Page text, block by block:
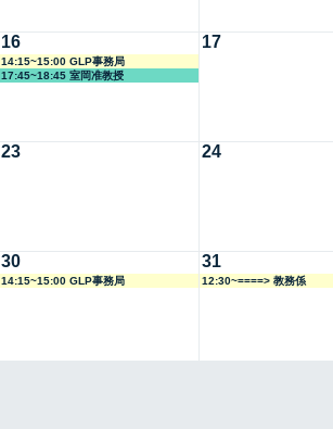
16
14:15~15:00 GLP事務局
17:45~18:45 室岡准教授
17
23 24
30
14:15~15:00 GLP事務局
31
12:30~====> 教務係